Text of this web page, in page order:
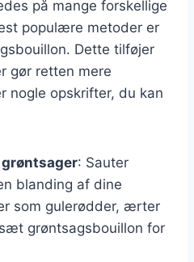
på mange forskellige
populære metoder er
Dette tilføjer
gør retten mere
nogle opskrifter, du kan
: Sauter
blanding af dine
som gulerødder, ærter
grøntsagsbouillon for